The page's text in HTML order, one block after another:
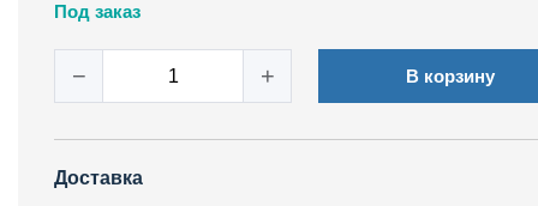
Под заказ
− + В корзину
Доставка